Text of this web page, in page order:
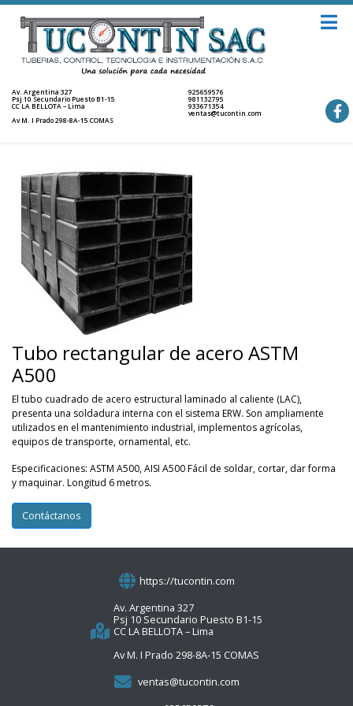
Av. Argentina 327
Psj 10 Secundario Puesto B1-15
CC LA BELLOTA – Lima
Av M. I Prado 298-8A-15 COMAS
925659576
981132795
933671354
ventas@tucontin.com
Tubo rectangular de acero ASTM
A500
El tubo cuadrado de acero estructural laminado al caliente (LAC),
presenta una soldadura interna con el sistema ERW. Son ampliamente
utilizados en el mantenimiento industrial, implementos agrícolas,
equipos de transporte, ornamental, etc.
Especificaciones: ASTM A500, AISI A500 Fácil de soldar, cortar, dar forma
y maquinar. Longitud 6 metros.
Contáctanos
https://tucontin.com
Av. Argentina 327
Psj 10 Secundario Puesto B1-15
CC LA BELLOTA – Lima
Av M. I Prado 298-8A-15 COMAS
ventas@tucontin.com